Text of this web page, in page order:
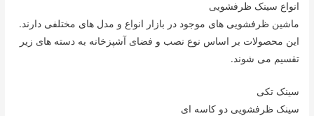
انواع سینک ظرفشویی
ماشین ظرفشویی های موجود در بازار انواع و مدل های مختلفی دارند.
این محصولات بر اساس نوع نصب و فضای آشپزخانه به دسته های زیر
تقسیم می شوند.
سینک تکی
سینک ظرفشویی دو کاسه ای